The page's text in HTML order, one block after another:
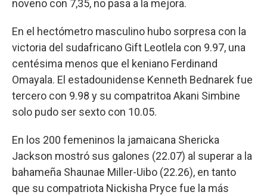
noveno con 7,35, no pasa a la mejora.
En el hectómetro masculino hubo sorpresa con la
victoria del sudafricano Gift Leotlela con 9.97, una
centésima menos que el keniano Ferdinand
Omayala. El estadounidense Kenneth Bednarek fue
tercero con 9.98 y su compatritoa Akani Simbine
solo pudo ser sexto con 10.05.
En los 200 femeninos la jamaicana Shericka
Jackson mostró sus galones (22.07) al superar a la
bahameña Shaunae Miller-Uibo (22.26), en tanto
que su compatriota Nickisha Pryce fue la más